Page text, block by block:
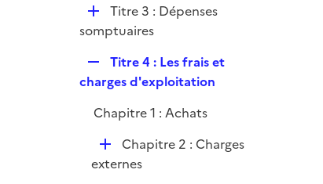
i
D
é
i
e
r
Titre 3 : Dépenses
somptuaires
e
l
i
e
r
Titre 4 : Les frais et
charges d'exploitation
Chapitre 1 : Achats
D
é
Chapitre 2 : Charges
externes